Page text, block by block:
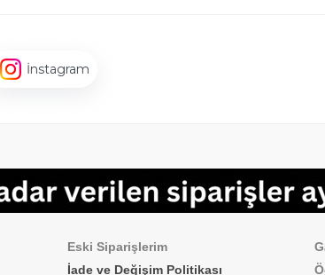
İnstagram
Sipariş İşlemleri
Eski Siparişlerim
İade ve Değişim Politikası